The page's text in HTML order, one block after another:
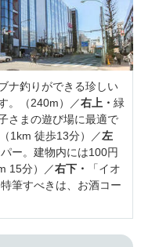
ナ釣りができる珍しい
。（240m）／右上・ 緑
さまの遊び場に最適で
1km 徒歩13分）／左
ー。建物内には100円
15分）／右下・
「イオ
筆すべきは、お酒コー